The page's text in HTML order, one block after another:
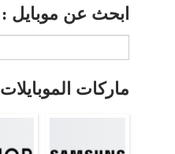
ابحث عن موبايل :
ماركات الموبايلات